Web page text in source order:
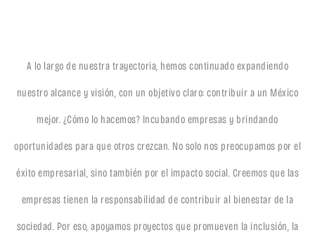
A lo largo de nuestra trayectoria, hemos continuado expandiendo
nuestro alcance y visión, con un objetivo claro: contribuir a un México
mejor. ¿Cómo lo hacemos? Incubando empresas y brindando
oportunidades para que otros crezcan. No solo nos preocupamos por el
éxito empresarial, sino también por el impacto social. Creemos que las
empresas tienen la responsabilidad de contribuir al bienestar de la
sociedad. Por eso, apoyamos proyectos que promueven la inclusión, la